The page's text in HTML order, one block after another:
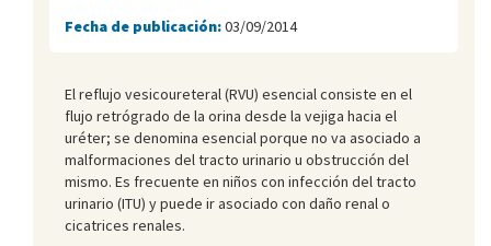
Fecha de publicación:03/09/2014
El reflujo vesicoureteral (RVU) esencial consiste en el
flujo retrógrado de la orina desde la vejiga hacia el
uréter; se denomina esencial porque no va asociado a
malformaciones del tracto urinario u obstrucción del
mismo. Es frecuente en niños con infección del tracto
urinario (ITU) y puede ir asociado con daño renal o
cicatrices renales.